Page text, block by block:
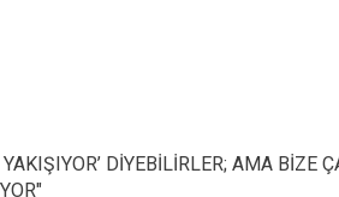
DİYEBİLİRLER; AMA BİZE